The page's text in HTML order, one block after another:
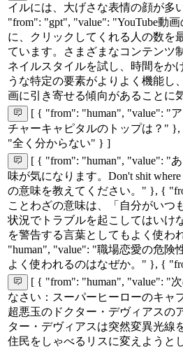
イルには、大げさな表情の顔が多
"from": "gpt", "value": "YouTube動
に、クリックしてくれる人の数を
ています。さまざまなコンテンツ
ネイルスタイルを試し、時間をか
うな特定の要素がよりよく機能し
画に引き寄せる傾向があることに
[ { "from": "human", "value": "
チャーキャピタルのトップは？"
"全く分からない" } ]
[ { "from": "human", "value": "
味が気になります。Don't shit
の意味を教えてください。" }, {
ことわざの意味は、「自分がいつ
状況でトラブルを起こしてはいけ
を警告する言葉としてもよく使わ
"human", "value": "職場恋愛の危険
よく使われるのはなぜか。" }, {
[ { "from": "human", "value": "
なさい：スーパーヒーローのキャ
超悪玉のドクター・デヴィアスの
ター・デヴィアスは突然変異光線
住民をしゃべるリスに変えようと